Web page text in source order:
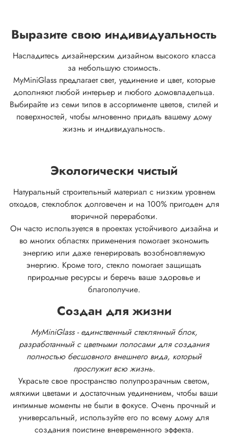
Выразите свою индивидуальность
Насладитесь дизайнерским дизайном высокого класса
за небольшую стоимость.
MyMiniGlass предлагает свет, уединение и цвет, которые
дополняют любой интерьер и любого домовладельца.
Выбирайте из семи типов в ассортименте цветов, стилей и
поверхностей, чтобы мгновенно придать вашему дому
жизнь и индивидуальность.
Экологически чистый
Натуральный строительный материал с низким уровнем
отходов, стеклоблок долговечен и на 100% пригоден для
вторичной переработки.
Он часто используется в проектах устойчивого дизайна и
во многих областях применения помогает экономить
энергию или даже генерировать возобновляемую
энергию. Кроме того, стекло помогает защищать
природные ресурсы и беречь ваше здоровье и
благополучие.
Создан для жизни
MyMiniGlass - единственный стеклянный блок,
разработанный с цветными полосами для создания
полностью бесшовного внешнего вида, который
прослужит всю жизнь.
Украсьте свое пространство полупрозрачным светом,
мягкими цветами и достаточным уединением, чтобы ваши
интимные моменты не были в фокусе. Очень прочный и
универсальный, используйте его по всему дому для
создания поистине вневременного эффекта.